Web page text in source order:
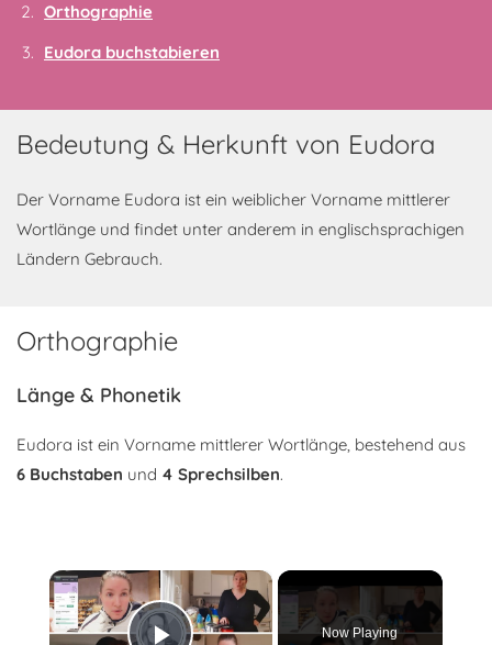
Orthographie
Eudora buchstabieren
Bedeutung & Herkunft von Eudora
Der Vorname Eudora ist ein weiblicher Vorname mittlerer
Wortlänge und findet unter anderem in englischsprachigen
Ländern Gebrauch.
Orthographie
Länge & Phonetik
Eudora ist ein Vorname mittlerer Wortlänge, bestehend aus
6 Buchstaben und 4 Sprechsilben.
×
Now Playing